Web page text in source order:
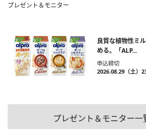
プレゼント＆モニター
良質な植物性ミ
める。「ALP...
申込締切
2026.08.29（土）
プレゼント＆モニター一